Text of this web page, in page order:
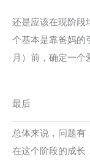
还是应该在现阶段
个基本是靠爸妈的
月）前，确定一个
最后
总体来说，问题有
在这个阶段的成长